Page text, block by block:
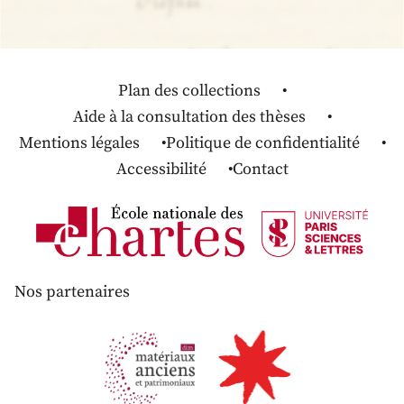
Plan des collections
Aide à la consultation des thèses
Mentions légales
Politique de confidentialité
Accessibilité
Contact
Nos partenaires